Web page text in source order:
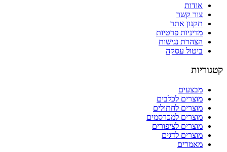
אודות
צור קשר
תקנון אתר
מדיניות פרטיות
הצהרת נגישות
ביטול עסקה
קטגוריות
מבצעים
מוצרים לכלבים
מוצרים לחתולים
מוצרים למכרסמים
מוצרים לציפורים
מוצרים לדגים
מאמרים